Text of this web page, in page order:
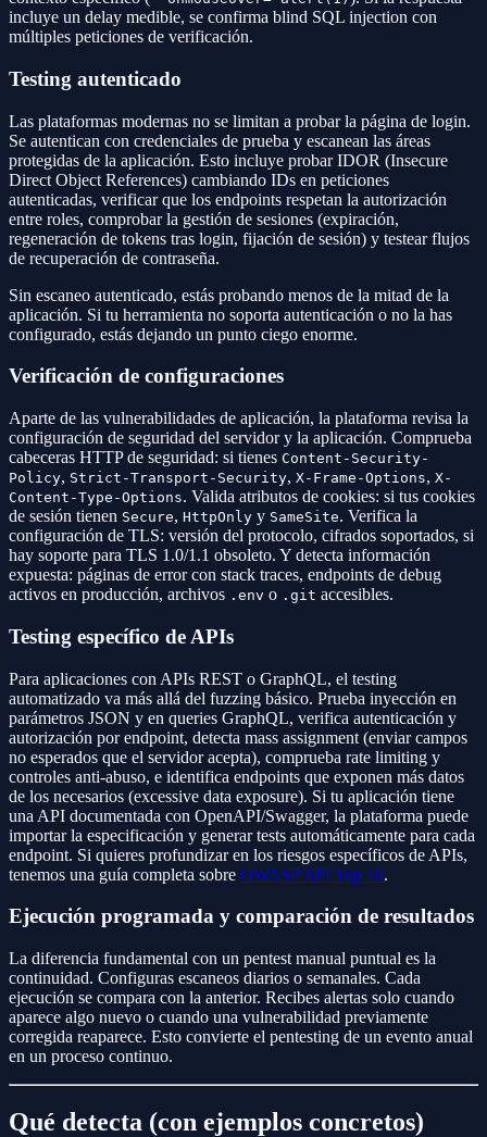
incluye un delay medible, se confirma blind SQL injection con
múltiples peticiones de verificación.
Testing autenticado
Las plataformas modernas no se limitan a probar la página de login.
Se autentican con credenciales de prueba y escanean las áreas
protegidas de la aplicación. Esto incluye probar IDOR (Insecure
Direct Object References) cambiando IDs en peticiones
autenticadas, verificar que los endpoints respetan la autorización
entre roles, comprobar la gestión de sesiones (expiración,
regeneración de tokens tras login, fijación de sesión) y testear flujos
de recuperación de contraseña.
Sin escaneo autenticado, estás probando menos de la mitad de la
aplicación. Si tu herramienta no soporta autenticación o no la has
configurado, estás dejando un punto ciego enorme.
Verificación de configuraciones
Aparte de las vulnerabilidades de aplicación, la plataforma revisa la
configuración de seguridad del servidor y la aplicación. Comprueba
cabeceras HTTP de seguridad: si tienes Content-Security-
Policy, Strict-Transport-Security, X-Frame-Options, X-
Content-Type-Options. Valida atributos de cookies: si tus cookies
de sesión tienen Secure, HttpOnly y SameSite. Verifica la
configuración de TLS: versión del protocolo, cifrados soportados, si
hay soporte para TLS 1.0/1.1 obsoleto. Y detecta información
expuesta: páginas de error con stack traces, endpoints de debug
activos en producción, archivos .env o .git accesibles.
Testing específico de APIs
Para aplicaciones con APIs REST o GraphQL, el testing
automatizado va más allá del fuzzing básico. Prueba inyección en
parámetros JSON y en queries GraphQL, verifica autenticación y
autorización por endpoint, detecta mass assignment (enviar campos
no esperados que el servidor acepta), comprueba rate limiting y
controles anti-abuso, e identifica endpoints que exponen más datos
de los necesarios (excessive data exposure). Si tu aplicación tiene
una API documentada con OpenAPI/Swagger, la plataforma puede
importar la especificación y generar tests automáticamente para cada
endpoint. Si quieres profundizar en los riesgos específicos de APIs,
tenemos una guía completa sobre OWASP API Top 10.
Ejecución programada y comparación de resultados
La diferencia fundamental con un pentest manual puntual es la
continuidad. Configuras escaneos diarios o semanales. Cada
ejecución se compara con la anterior. Recibes alertas solo cuando
aparece algo nuevo o cuando una vulnerabilidad previamente
corregida reaparece. Esto convierte el pentesting de un evento anual
en un proceso continuo.
Qué detecta (con ejemplos concretos)